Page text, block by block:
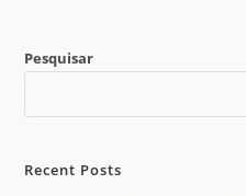
Pesquisar
Recent Posts